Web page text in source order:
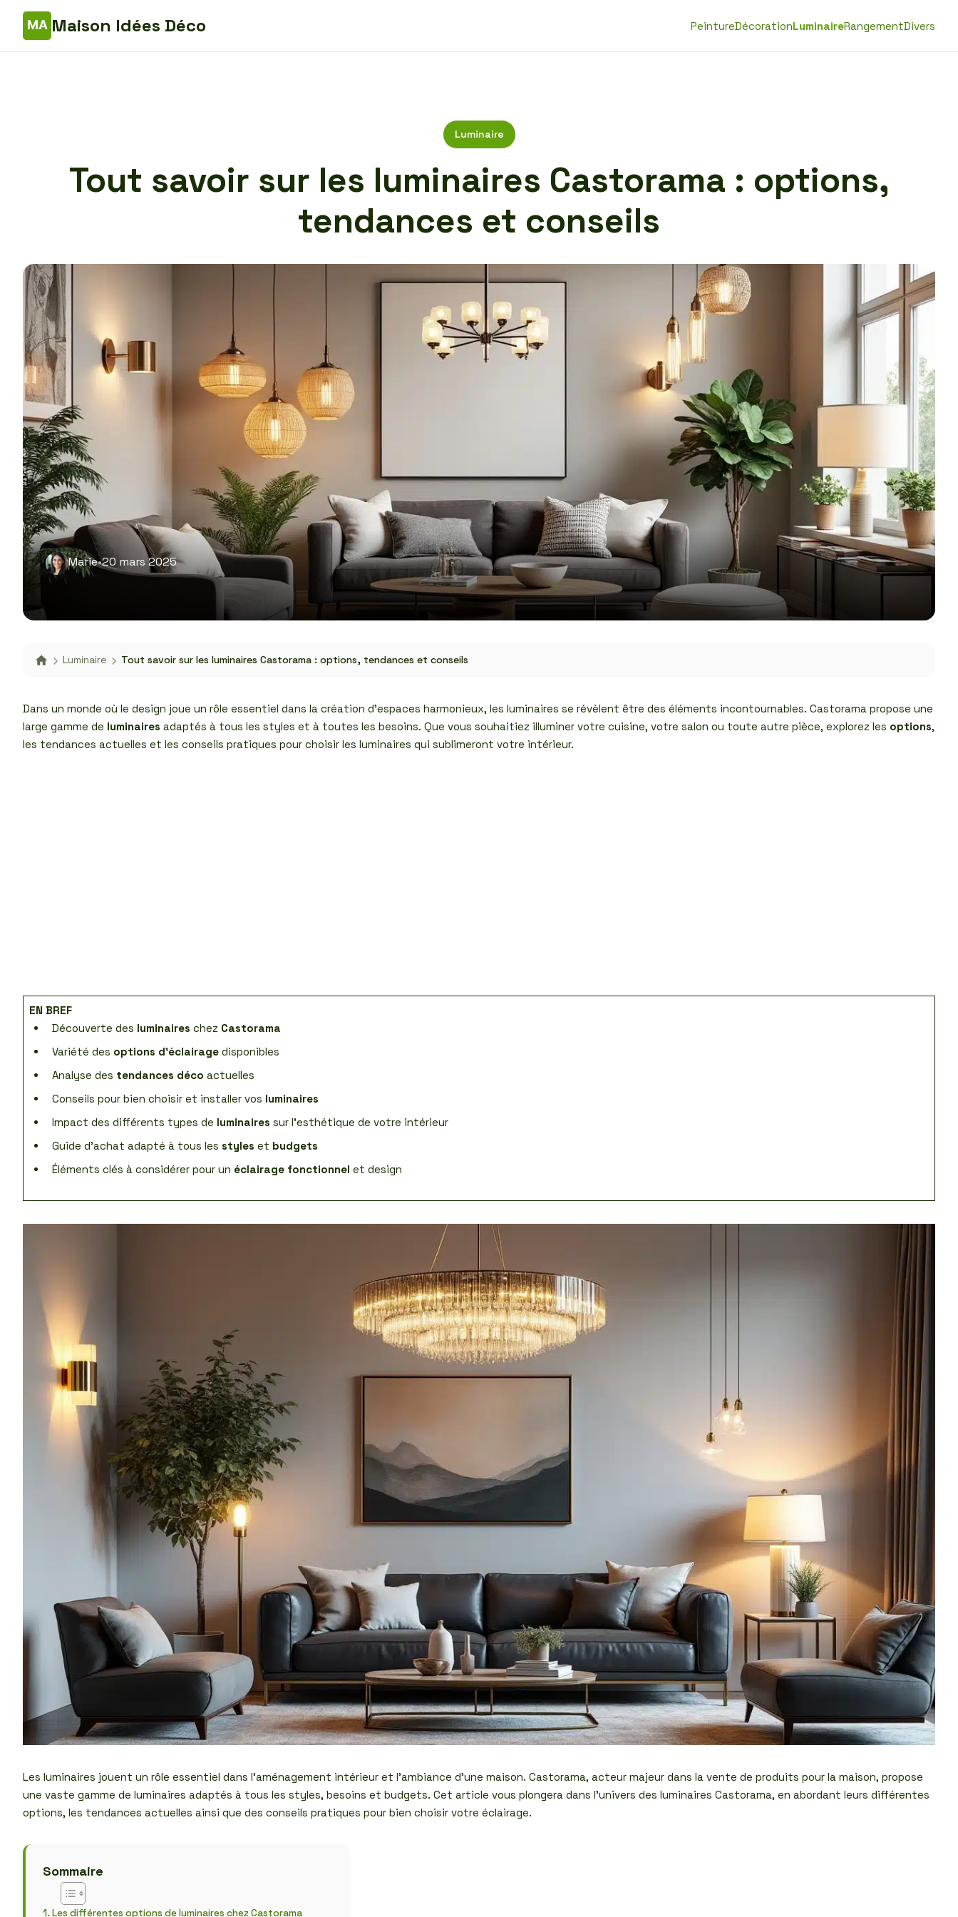
Maison Idées Déco PeintureDécorationLuminaireRangementDivers
Luminaire
Tout savoir sur les luminaires Castorama : options,
tendances et conseils
Marie•20 mars 2025
Luminaire Tout savoir sur les luminaires Castorama : options, tendances et conseils
Dans un monde où le design joue un rôle essentiel dans la création d’espaces harmonieux, les luminaires se révèlent être des éléments incontournables. Castorama propose une
large gamme de luminaires adaptés à tous les styles et à toutes les besoins. Que vous souhaitiez illuminer votre cuisine, votre salon ou toute autre pièce, explorez les options,
les tendances actuelles et les conseils pratiques pour choisir les luminaires qui sublimeront votre intérieur.
EN BREF
Découverte des luminaires chez Castorama
Variété des options d’éclairagedisponibles
Analyse des tendances déco actuelles
Conseils pour bien choisir et installer vos luminaires
Impact des différents types de luminaires sur l’esthétique de votre intérieur
Guide d’achat adapté à tous les styles et budgets
Éléments clés à considérer pour un éclairage fonctionnel et design
Les luminaires jouent un rôle essentiel dans l’aménagement intérieur et l’ambiance d’une maison. Castorama, acteur majeur dans la vente de produits pour la maison, propose
une vaste gamme de luminaires adaptés à tous les styles, besoins et budgets. Cet article vous plongera dans l’univers des luminaires Castorama, en abordant leurs différentes
options, les tendances actuelles ainsi que des conseils pratiques pour bien choisir votre éclairage.
Sommaire
Les différentes options de luminaires chez Castorama